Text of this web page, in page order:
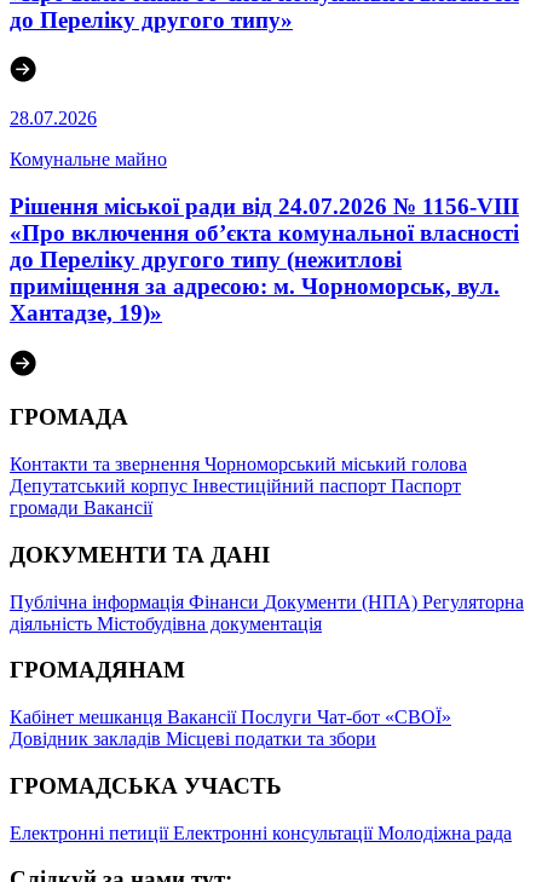
до Переліку другого типу»
28.07.2026
Комунальне майно
Рішення міської ради від 24.07.2026 № 1156-VIII
«Про включення об’єкта комунальної власності
до Переліку другого типу (нежитлові
приміщення за адресою: м. Чорноморськ, вул.
Хантадзе, 19)»
ГРОМАДА
Контакти та звернення Чорноморський міський голова
Депутатський корпус Інвестиційний паспорт Паспорт
громади Вакансії
ДОКУМЕНТИ ТА ДАНІ
Публічна інформація Фінанси Документи (НПА) Регуляторна
діяльність Містобудівна документація
ГРОМАДЯНАМ
Кабінет мешканця ВакансіїПослуги Чат-бот «СВОЇ»
Довідник закладів Місцеві податки та збори
ГРОМАДСЬКА УЧАСТЬ
Електронні петиціїЕлектронні консультаціїМолодіжна рада